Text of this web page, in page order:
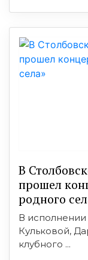
В
прошел
родного
В
Кульковой,
клубного ...